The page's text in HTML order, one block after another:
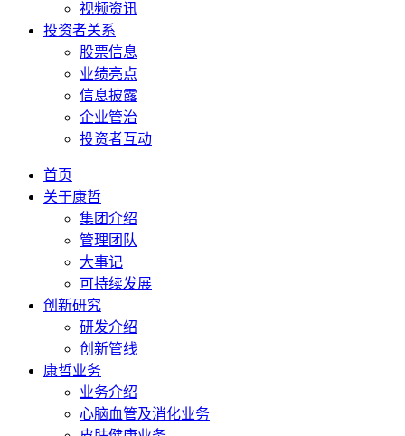
视频资讯
投资者关系
股票信息
业绩亮点
信息披露
企业管治
投资者互动
首页
关于康哲
集团介绍
管理团队
大事记
可持续发展
创新研究
研发介绍
创新管线
康哲业务
业务介绍
心脑血管及消化业务